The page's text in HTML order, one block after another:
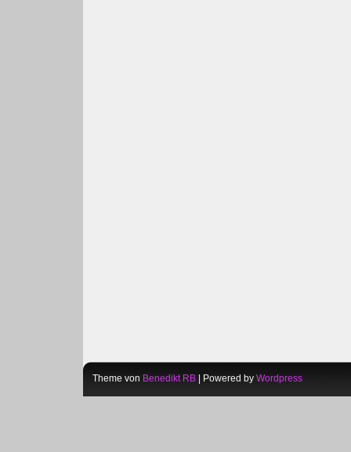
Theme von Benedikt RB | Powered by Wordpress